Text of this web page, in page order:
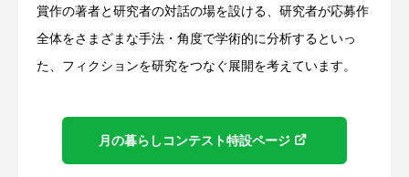
賞作の著者と研究者の対話の場を設ける、研究者が応募作
全体をさまざまな手法・角度で学術的に分析するといっ
た、フィクションを研究をつなぐ展開を考えています。
月の暮らしコンテスト特設ページ